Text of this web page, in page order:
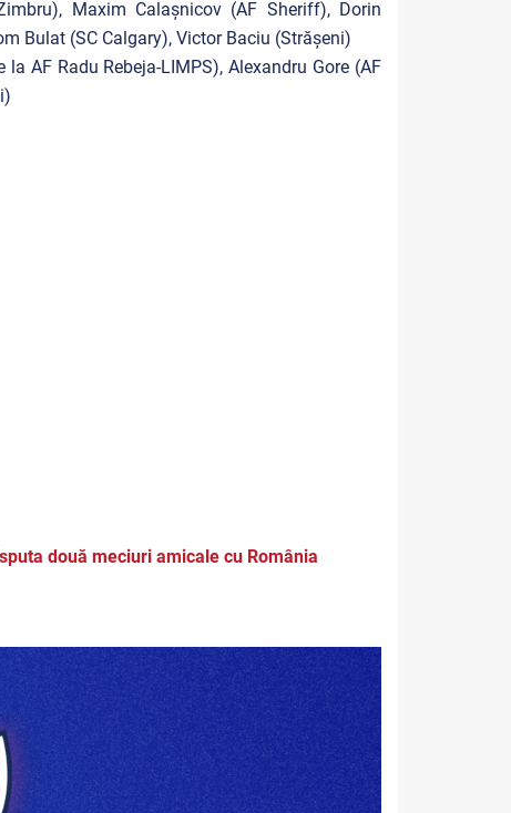
Maxim Calașnicov (AF Sheriff), Dorin
Bulat (SC Calgary), Victor Baciu (Strășeni)
AF Radu Rebeja-LIMPS), Alexandru Gore (AF
două meciuri amicale cu România